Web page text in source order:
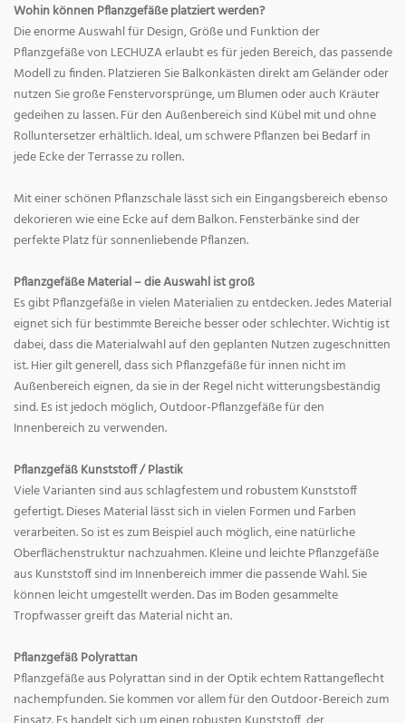
Wohin können Pflanzgefäße platziert werden?
Die enorme Auswahl für Design, Größe und Funktion der
Pflanzgefäße von LECHUZA erlaubt es für jeden Bereich, das passende
Modell zu finden. Platzieren Sie Balkonkästen direkt am Geländer oder
nutzen Sie große Fenstervorsprünge, um Blumen oder auch Kräuter
gedeihen zu lassen. Für den Außenbereich sind Kübel mit und ohne
Rolluntersetzer erhältlich. Ideal, um schwere Pflanzen bei Bedarf in
jede Ecke der Terrasse zu rollen.
Mit einer schönen Pflanzschale lässt sich ein Eingangsbereich ebenso
dekorieren wie eine Ecke auf dem Balkon. Fensterbänke sind der
perfekte Platz für sonnenliebende Pflanzen.
Pflanzgefäße Material – die Auswahl ist groß
Es gibt Pflanzgefäße in vielen Materialien zu entdecken. Jedes Material
eignet sich für bestimmte Bereiche besser oder schlechter. Wichtig ist
dabei, dass die Materialwahl auf den geplanten Nutzen zugeschnitten
ist. Hier gilt generell, dass sich Pflanzgefäße für innen nicht im
Außenbereich eignen, da sie in der Regel nicht witterungsbeständig
sind. Es ist jedoch möglich, Outdoor-Pflanzgefäße für den
Innenbereich zu verwenden.
Pflanzgefäß Kunststoff / Plastik
Viele Varianten sind aus schlagfestem und robustem Kunststoff
gefertigt. Dieses Material lässt sich in vielen Formen und Farben
verarbeiten. So ist es zum Beispiel auch möglich, eine natürliche
Oberflächenstruktur nachzuahmen. Kleine und leichte Pflanzgefäße
aus Kunststoff sind im Innenbereich immer die passende Wahl. Sie
können leicht umgestellt werden. Das im Boden gesammelte
Tropfwasser greift das Material nicht an.
Pflanzgefäß Polyrattan
Pflanzgefäße aus Polyrattan sind in der Optik echtem Rattangeflecht
nachempfunden. Sie kommen vor allem für den Outdoor-Bereich zum